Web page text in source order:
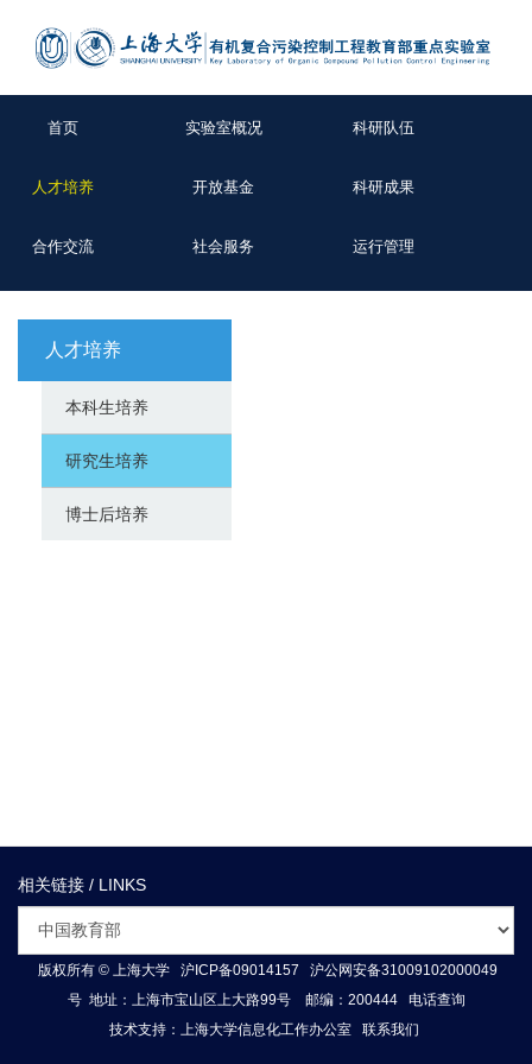
首页 实验室概况 科研队伍
人才培养 开放基金 科研成果
合作交流 社会服务 运行管理
人才培养
本科生培养
研究生培养
博士后培养
相关链接 / LINKS
版权所有 © 上海大学 沪ICP备09014157
沪公网安备31009102000049
号地址：上海市宝山区上大路99号 邮编：200444 电话查询
技术支持： 上海大学信息化工作办公室 联系我们